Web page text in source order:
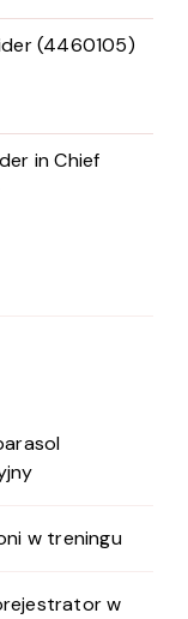
(4460105)
in Chief
w treningu
w